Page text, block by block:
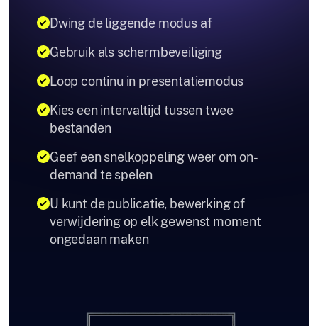
Dwing de liggende modus af
Gebruik als schermbeveiliging
Loop continu in presentatiemodus
Kies een intervaltijd tussen twee
bestanden
Geef een snelkoppeling weer om on-
demand te spelen
U kunt de publicatie, bewerking of
verwijdering op elk gewenst moment
ongedaan maken